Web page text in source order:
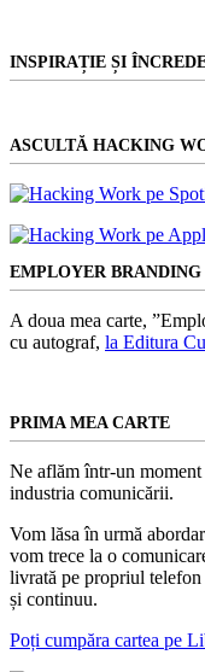
INSPIRAȚIE ȘI
ASCULTĂ HACKING
EMPLOYER BRANDING
A doua mea carte,
cu autograf, la Editura
PRIMA MEA CARTE
Ne aflăm într-un
industria comunicării.
Vom lăsa în urmă
vom trece la o
livrată pe propriul
și continuu.
Poți cumpăra cartea pe